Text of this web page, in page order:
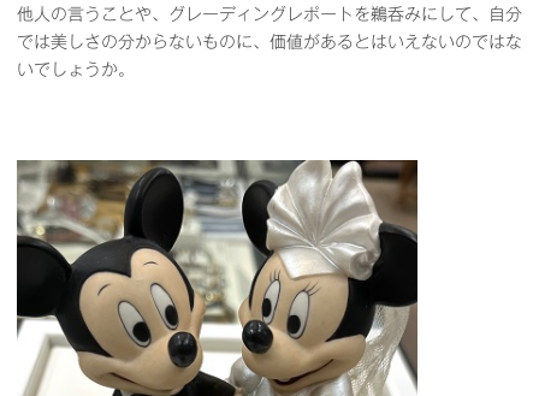
他人の言うことや、グレーディングレポートを鵜呑みにして、自分
では美しさの分からないものに、価値があるとはいえないのではな
いでしょうか。